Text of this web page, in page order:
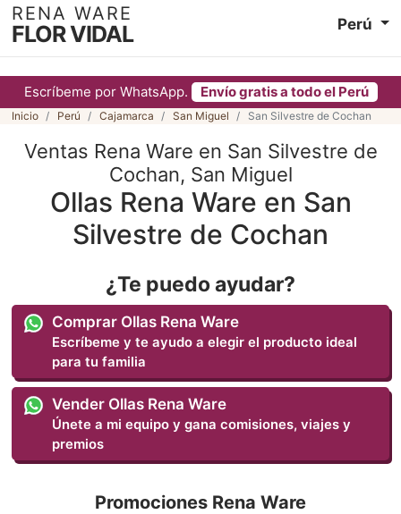
Escríbeme por WhatsApp. Envío gratis a todo el Perú
RENA WARE
FLOR VIDAL Perú
Inicio Perú Cajamarca San Miguel San Silvestre de Cochan
Ventas Rena Ware en San Silvestre de
Cochan, San Miguel
Ollas Rena Ware en San
Silvestre de Cochan
¿Te puedo ayudar?
Comprar Ollas Rena Ware
Escríbeme y te ayudo a elegir el producto ideal
para tu familia
Vender Ollas Rena Ware
Únete a mi equipo y gana comisiones, viajes y
premios
Promociones Rena Ware